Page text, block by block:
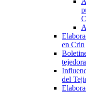
en Crin
del